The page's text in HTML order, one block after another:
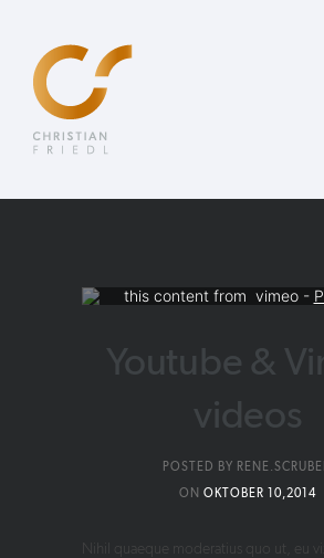
this content from  vimeo -
Youtube &
videos
POSTED BY RENE.SCRUBEI
ON OKTOBER 10,2014
Nihil quaeque moderatius quo ut, eu